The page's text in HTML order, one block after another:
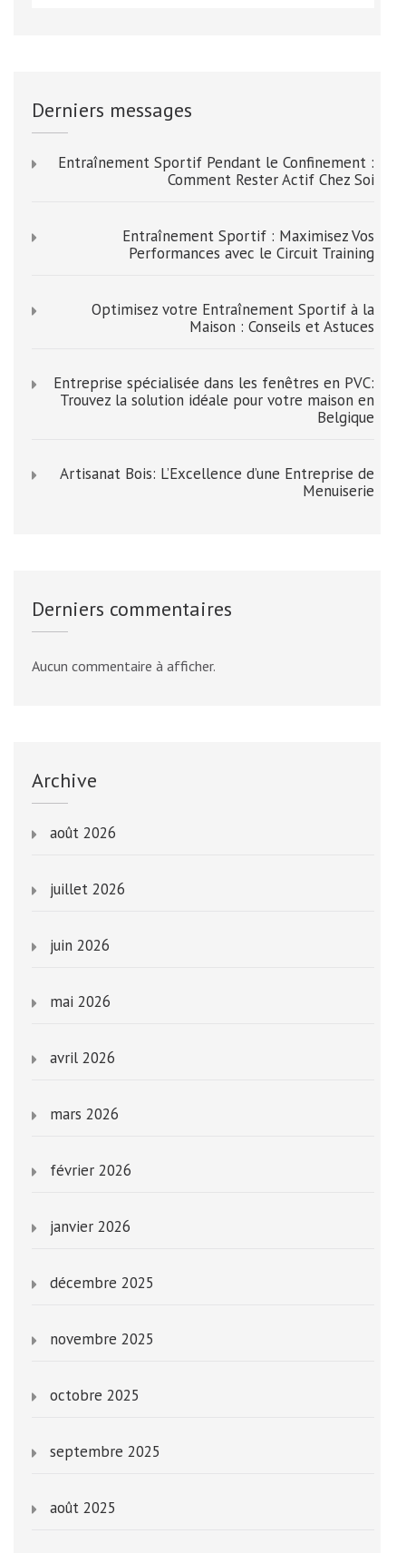
Derniers messages
Entraînement Sportif Pendant le Confinement :
Comment Rester Actif Chez Soi
Entraînement Sportif : Maximisez Vos
Performances avec le Circuit Training
Optimisez votre Entraînement Sportif à la
Maison : Conseils et Astuces
Entreprise spécialisée dans les fenêtres en PVC:
Trouvez la solution idéale pour votre maison en
Belgique
Artisanat Bois: L’Excellence d’une Entreprise de
Menuiserie
Derniers commentaires
Aucun commentaire à afficher.
Archive
août 2026
juillet 2026
juin 2026
mai 2026
avril 2026
mars 2026
février 2026
janvier 2026
décembre 2025
novembre 2025
octobre 2025
septembre 2025
août 2025